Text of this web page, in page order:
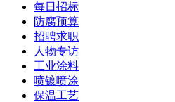
每日招标
防腐预算
招聘求职
人物专访
工业涂料
喷镀喷涂
保温工艺